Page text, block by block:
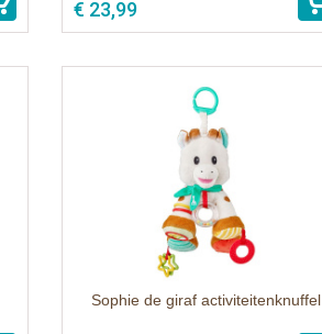
€ 23,99
Sophie de giraf activiteitenknuffel